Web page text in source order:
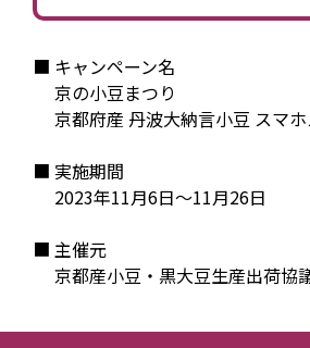
■ キャンペーン名
京都府産 丹波大納言小豆 スマホ
■ 実施期間
■ 主催元
京都産小豆・黒大豆生産出荷協